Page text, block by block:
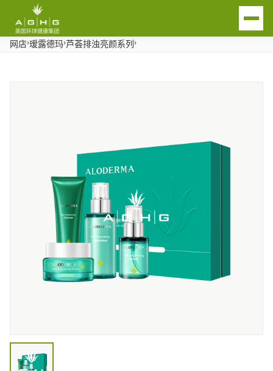
传统渠道瑷露德玛品牌
瑷菲诗洗护品牌
荟之纯大健康产品
芦荟生活馆
芦荟生活馆产品
芦荟生活馆简介及合作
用瑷沟通
新闻动态
网店›瑷露德玛›芦荟排浊亮颜系列 ›